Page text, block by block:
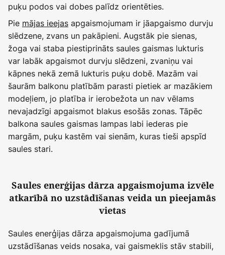
puķu podos vai dobes palīdz orientēties.
Pie mājas ieejas apgaismojumam ir jāapgaismo durvju
slēdzene, zvans un pakāpieni. Augstāk pie sienas,
žoga vai staba piestiprināts saules gaismas lukturis
var labāk apgaismot durvju slēdzeni, zvaniņu vai
kāpnes nekā zemā lukturis puķu dobē. Mazām vai
šaurām balkonu platībām parasti pietiek ar mazākiem
modeļiem, jo platība ir ierobežota un nav vēlams
nevajadzīgi apgaismot blakus esošās zonas. Tāpēc
balkona saules gaismas lampas labi iederas pie
margām, puķu kastēm vai sienām, kuras tieši apspīd
saules stari.
Saules enerģijas dārza apgaismojuma izvēle
atkarībā no uzstādīšanas veida un pieejamās
vietas
Saules enerģijas dārza apgaismojuma gadījumā
uzstādīšanas veids nosaka, vai gaismeklis stāv stabili,